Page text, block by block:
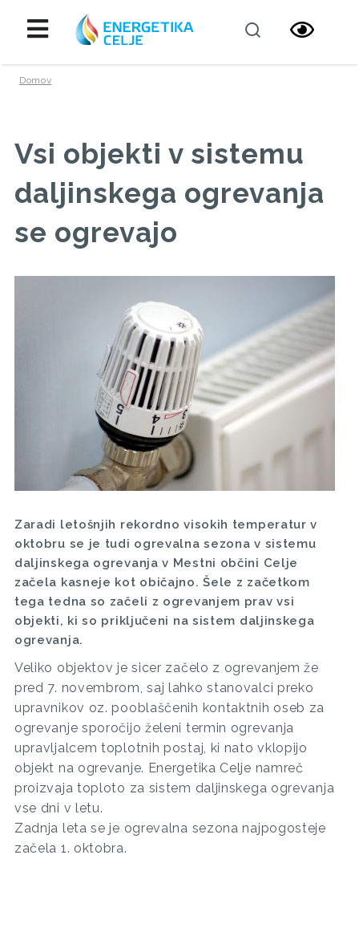
Domov
Vsi objekti v sistemu
daljinskega ogrevanja
se ogrevajo
Zaradi letošnjih rekordno visokih temperatur v
oktobru se je tudi ogrevalna sezona v sistemu
daljinskega ogrevanja v Mestni občini Celje
začela kasneje kot običajno. Šele z začetkom
tega tedna so začeli z ogrevanjem prav vsi
objekti, ki so priključeni na sistem daljinskega
ogrevanja.
Veliko objektov je sicer začelo z ogrevanjem že
pred 7. novembrom, saj lahko stanovalci preko
upravnikov oz. pooblaščenih kontaktnih oseb za
ogrevanje sporočijo želeni termin ogrevanja
upravljalcem toplotnih postaj, ki nato vklopijo
objekt na ogrevanje. Energetika Celje namreč
proizvaja toploto za sistem daljinskega ogrevanja
vse dni v letu.
Zadnja leta se je ogrevalna sezona najpogosteje
začela 1. oktobra.